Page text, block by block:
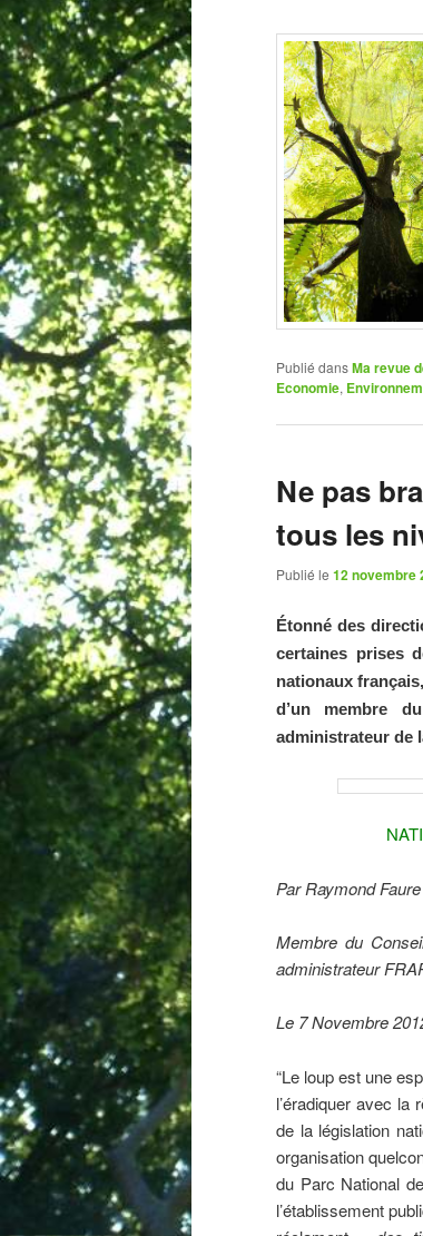
Publié dansMa revue
Economie,
Ne pas
tous les
Publié le 12 novembre
Étonné des
certaines prises
nationaux
d’un membre
administrateur de
Par Raymond Faure
Membre du
administrateur
Le 7 Novembre
“Le loup est une
l’éradiquer avec la
de la législation
organisation
du Parc National
l’établissement